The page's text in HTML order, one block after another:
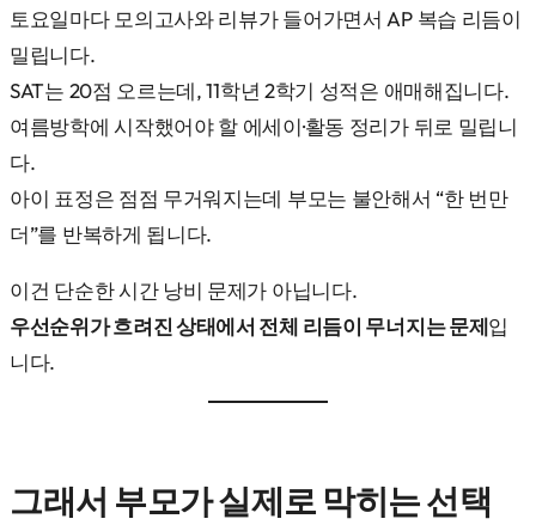
토요일마다 모의고사와 리뷰가 들어가면서 AP 복습 리듬이
밀립니다.
SAT는 20점 오르는데, 11학년 2학기 성적은 애매해집니다.
여름방학에 시작했어야 할 에세이·활동 정리가 뒤로 밀립니
다.
아이 표정은 점점 무거워지는데 부모는 불안해서 “한 번만
더”를 반복하게 됩니다.
이건 단순한 시간 낭비 문제가 아닙니다.
우선순위가 흐려진 상태에서 전체 리듬이 무너지는 문제입
니다.
그래서 부모가 실제로 막히는 선택